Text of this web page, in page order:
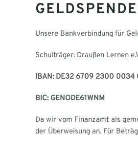
Unsere Bankverbindung für
Schulträger: Draußen Lernen
IBAN: DE32 6709 2300 0034
BIC: GENODE61WNM
Da wir vom Finanzamt als
der Überweisung an. Für